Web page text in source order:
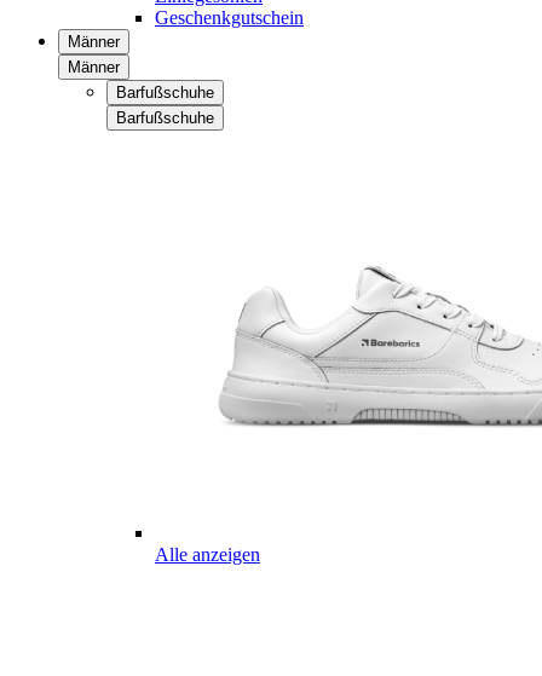
Geschenkgutschein
Männer
Männer
Barfußschuhe
Barfußschuhe
Alle anzeigen